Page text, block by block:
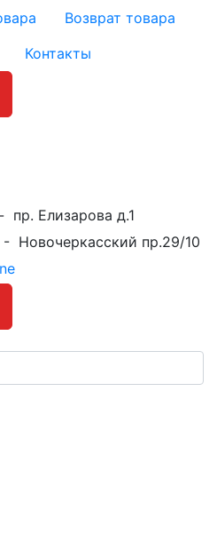
Возврат товара
Контакты
- пр. Елизарова д.1
- Новочеркасский пр.29/10